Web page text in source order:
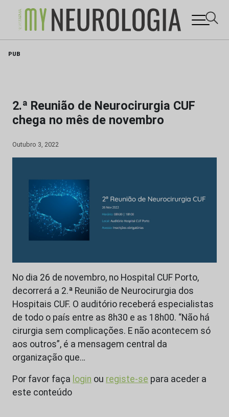
PUB
2.ª Reunião de Neurocirurgia CUF
chega no mês de novembro
Outubro 3, 2022
No dia 26 de novembro, no Hospital CUF Porto,
decorrerá a 2.ª Reunião de Neurocirurgia dos
Hospitais CUF. O auditório receberá especialistas
de todo o país entre as 8h30 e as 18h00. “Não há
cirurgia sem complicações. E não acontecem só
aos outros”, é a mensagem central da
organização que…
Por favor faça login ou registe-se para aceder a
este conteúdo